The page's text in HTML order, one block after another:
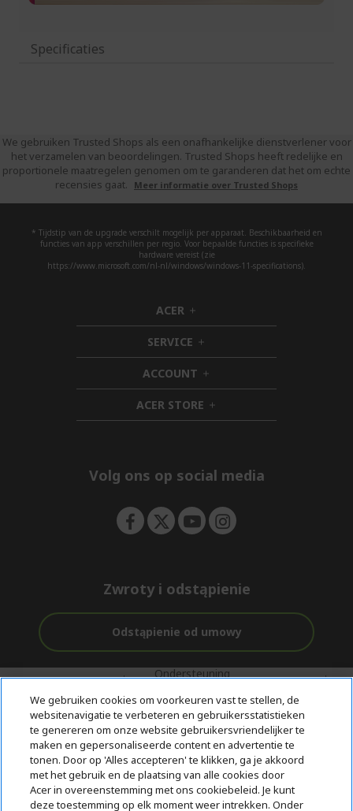
Specificaties
We gebruiken Trusted Shops als een onafhankelijke dienstverlener voor
het verzamelen van beoordelingen. Trusted Shops heeft redelijke en
proportionele maatregelen genomen om te garanderen dat het om echte
recensies gaat.
Meer informatie over Trusted Shops
* Tijdstip van de upgrade verschilt mogelijk per apparaat. Beschikbaarheid en
functies van app verschillen per regio. Voor bepaalde functies is specifieke
hardware vereist (zie
https://www.microsoft.com/nl-nl/windows/windows-11-specifications).
ACER h
i
d
d
e
n
SERVICE h
i
d
e
n
ACCOUNT h
i
d
d
ACER STORE h
i
e
Volg ons op social media
Zwroty i odstąpienie
Odstąpienie od umowy
Gratis
bezorging
Ondersteuning
aankoop
Met 0%
Rente
© 2026 Acer Inc.
CPYou BV is de erkende reseller van de producten en diensten die
in deze winkel worden aangeboden.
We gebruiken cookies om voorkeuren vast te stellen, de
websitenavigatie te verbeteren en gebruikersstatistieken
te genereren om onze website gebruikersvriendelijker te
maken en gepersonaliseerde content en advertentie te
tonen. Door op 'Alles accepteren' te klikken, ga je akkoord
met het gebruik en de plaatsing van alle cookies door
Acer in overeenstemming met ons cookiebeleid. Je kunt
deze toestemming op elk moment weer intrekken. Onder